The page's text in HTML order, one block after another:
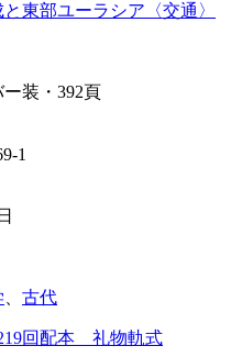
東部ユーラシア〈交通〉
装・392頁
1
古代